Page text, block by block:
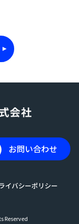
お問い合わせ
イバシーポリシー
Reserved